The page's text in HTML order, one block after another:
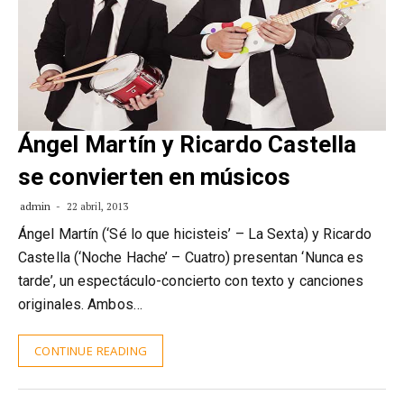
Ángel Martín y Ricardo Castella
se convierten en músicos
admin 22 abril, 2013
Ángel Martín (‘Sé lo que hicisteis’ – La Sexta) y Ricardo
Castella (‘Noche Hache’ – Cuatro) presentan ‘Nunca es
tarde’, un espectáculo-concierto con texto y canciones
originales. Ambos…
CONTINUE READING